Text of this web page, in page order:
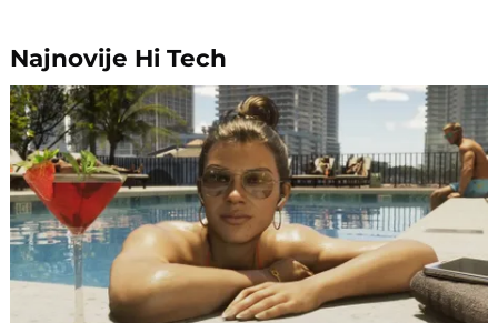
Najnovije Hi Tech